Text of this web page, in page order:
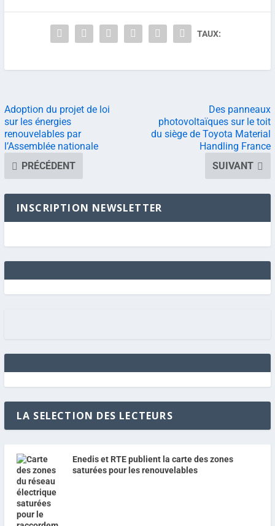
TAUX:
Adoption du projet de loi
sur les énergies
renouvelables par
l’Assemblée nationale
PRÉCÉDENT
Des panneaux
photovoltaïques sur le toit
du siège de Toyota Material
Handling France
SUIVANT
INSCRIPTION NEWSLETTER
LA SELECTION DES LECTEURS
Enedis et RTE publient la carte des zones
saturées pour les renouvelables